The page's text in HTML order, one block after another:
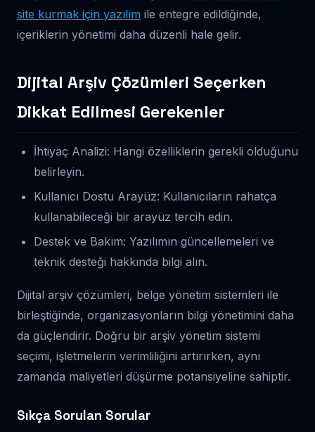
site kurmak için yazılım ile entegre edildiğinde,
içeriklerin yönetimi daha düzenli hale gelir.
Dijital Arşiv Çözümleri Seçerken
Dikkat Edilmesi Gerekenler
İhtiyaç Analizi: Hangi özelliklerin gerekli olduğunu
belirleyin.
Kullanıcı Dostu Arayüz: Kullanıcıların rahatça
kullanabileceği bir arayüz tercih edin.
Destek ve Bakım: Yazılımın güncellemeleri ve
teknik desteği hakkında bilgi alın.
Dijital arşiv çözümleri, belge yönetim sistemleri ile
birleştiğinde, organizasyonların bilgi yönetimini daha
da güçlendirir. Doğru bir arşiv yönetim sistemi
seçimi, işletmelerin verimliliğini artırırken, aynı
zamanda maliyetleri düşürme potansiyeline sahiptir.
Sıkça Sorulan Sorular